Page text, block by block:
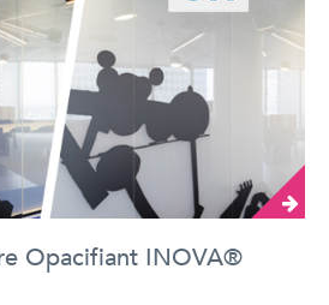
Opacifiant INOVA®